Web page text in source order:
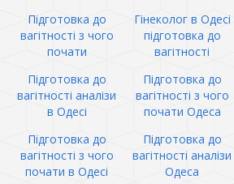
Підготовка до
вагітності з чого
почати
Гінеколог в Одесі
підготовка до
вагітності
Підготовка до
вагітності аналізи
в Одесі
Підготовка до
вагітності з чого
почати Одеса
Підготовка до
вагітності з чого
почати в Одесі
Підготовка до
вагітності аналізи
Одеса